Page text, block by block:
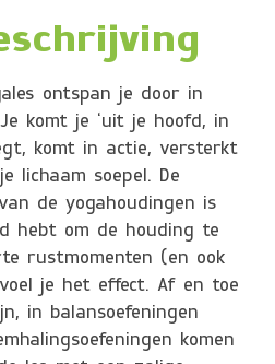
ontspan je door in
komt je ‘uit je hoofd, in
komt in actie, versterkt
lichaam soepel. De
de yogahoudingen is
hebt om de houding te
rustmomenten (en ook
je het effect. Af en toe
in balansoefeningen
komen